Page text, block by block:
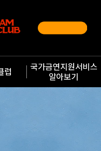
럽
국가금연지원서비스
알아보기